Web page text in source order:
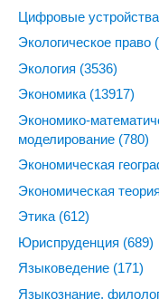
Цифровые устройства
Экологическое право
Экология (3536)
Экономика (13917)
Экономико-
моделирование (780)
Экономическая
Экономическая теория
Этика (612)
Юриспруденция (689)
Языковедение (171)
Языкознание,